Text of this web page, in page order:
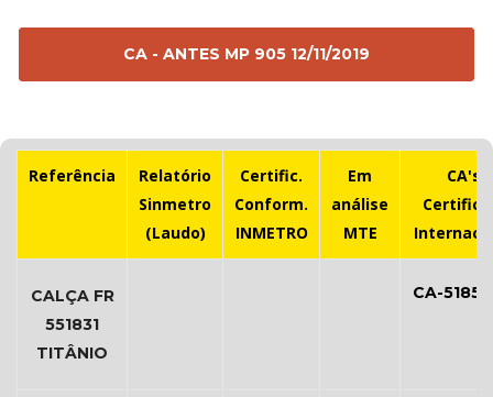
CA - ANTES MP 905 12/11/2019
Referência
Relatório
Sinmetro
(Laudo)
Certific.
Conform.
INMETRO
Em
análise
MTE
CA's
CALÇA FR
551831
TITÂNIO
CA-51857